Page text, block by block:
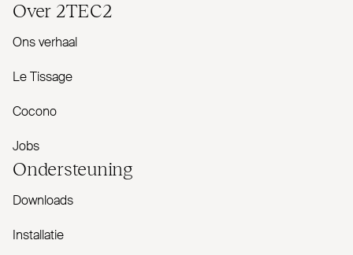
Over 2TEC2
Ons verhaal
Le Tissage
Cocono
Jobs
Onder­steuning
Downloads
Installatie